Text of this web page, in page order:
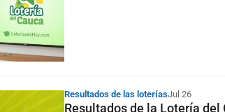
Resultados de las loteríasJul 26
Resultados de la Lotería del